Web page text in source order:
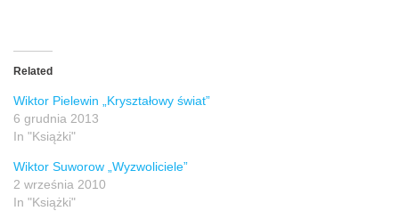
Related
Wiktor Pielewin „Kryształowy świat”
6 grudnia 2013
In "Książki"
Wiktor Suworow „Wyzwoliciele”
2 września 2010
In "Książki"